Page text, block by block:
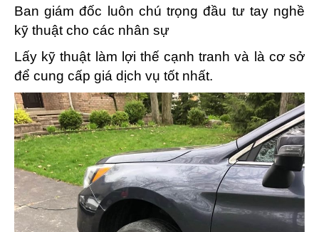
Ban giám đốc luôn chú trọng đầu tư tay nghề
kỹ thuật cho các nhân sự
Lấy kỹ thuật làm lợi thế cạnh tranh và là cơ sở
để cung cấp giá dịch vụ tốt nhất.